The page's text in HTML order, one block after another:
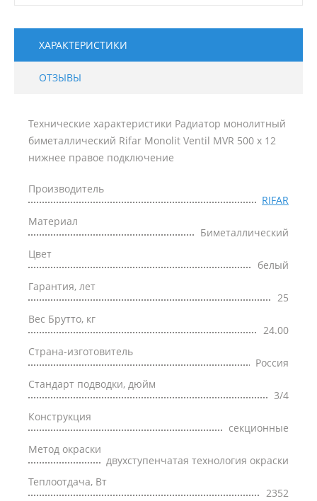
ХАРАКТЕРИСТИКИ
ОТЗЫВЫ
Технические характеристики Радиатор монолитный
биметаллический Rifar Monolit Ventil MVR 500 x 12
нижнее правое подключение
Производитель
RIFAR
Материал
Биметаллический
Цвет
белый
Гарантия, лет
25
Вес Брутто, кг
24.00
Страна-изготовитель
Россия
Стандарт подводки, дюйм
3/4
Конструкция
секционные
Метод окраски
двухступенчатая технология окраски
Теплоотдача, Вт
2352